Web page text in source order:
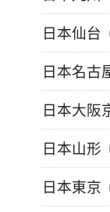
日本仙台
日本名古
日本大阪
日本山形
日本東京